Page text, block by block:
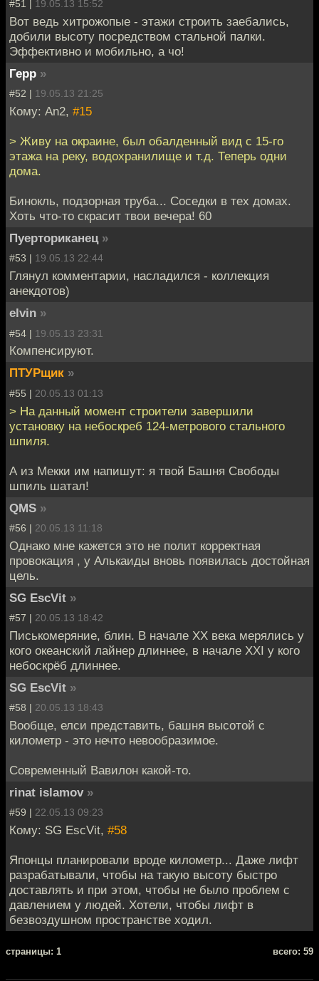
#51 | 19.05.13 15:52
Вот ведь хитрожопые - этажи строить заебались,
добили высоту посредством стальной палки.
Эффективно и мобильно, а чо!
Герр »
#52 | 19.05.13 21:25
Кому: An2, #15
> Живу на окраине, был обалденный вид с 15-го
этажа на реку, водохранилище и т.д. Теперь одни
дома.
Бинокль, подзорная труба... Соседки в тех домах.
Хоть что-то скрасит твои вечера! 60
Пуерториканец »
#53 | 19.05.13 22:44
Глянул комментарии, насладился - коллекция
анекдотов)
elvin »
#54 | 19.05.13 23:31
Компенсируют.
ПТУРщик »
#55 | 20.05.13 01:13
> На данный момент строители завершили
установку на небоскреб 124-метрового стального
шпиля.
А из Мекки им напишут: я твой Башня Свободы
шпиль шатал!
QMS »
#56 | 20.05.13 11:18
Однако мне кажется это не полит корректная
провокация , у Алькаиды вновь появилась достойная
цель.
SG EscVit »
#57 | 20.05.13 18:42
Писькомеряние, блин. В начале XX века мерялись у
кого океанский лайнер длиннее, в начале XXI у кого
небоскрёб длиннее.
SG EscVit »
#58 | 20.05.13 18:43
Вообще, елси представить, башня высотой с
километр - это нечто невообразимое.
Современный Вавилон какой-то.
rinat islamov »
#59 | 22.05.13 09:23
Кому: SG EscVit, #58
Японцы планировали вроде километр... Даже лифт
разрабатывали, чтобы на такую высоту быстро
доставлять и при этом, чтобы не было проблем с
давлением у людей. Хотели, чтобы лифт в
безвоздушном пространстве ходил.
cтраницы: 1 всего: 59